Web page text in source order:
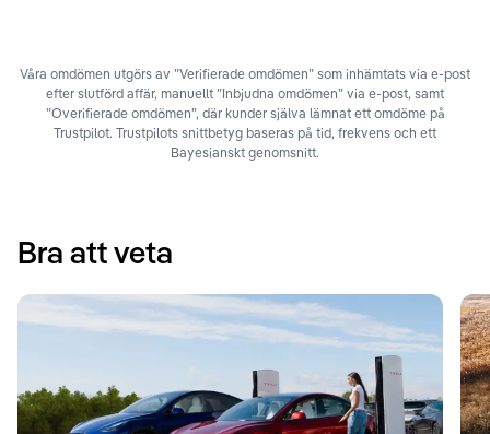
Våra omdömen utgörs av ”Verifierade omdömen” som inhämtats via e-post
efter slutförd affär, manuellt ”Inbjudna omdömen” via e-post, samt
”Overifierade omdömen”, där kunder själva lämnat ett omdöme på
Trustpilot. Trustpilots snittbetyg baseras på tid, frekvens och ett
Bayesianskt genomsnitt.
Bra att veta